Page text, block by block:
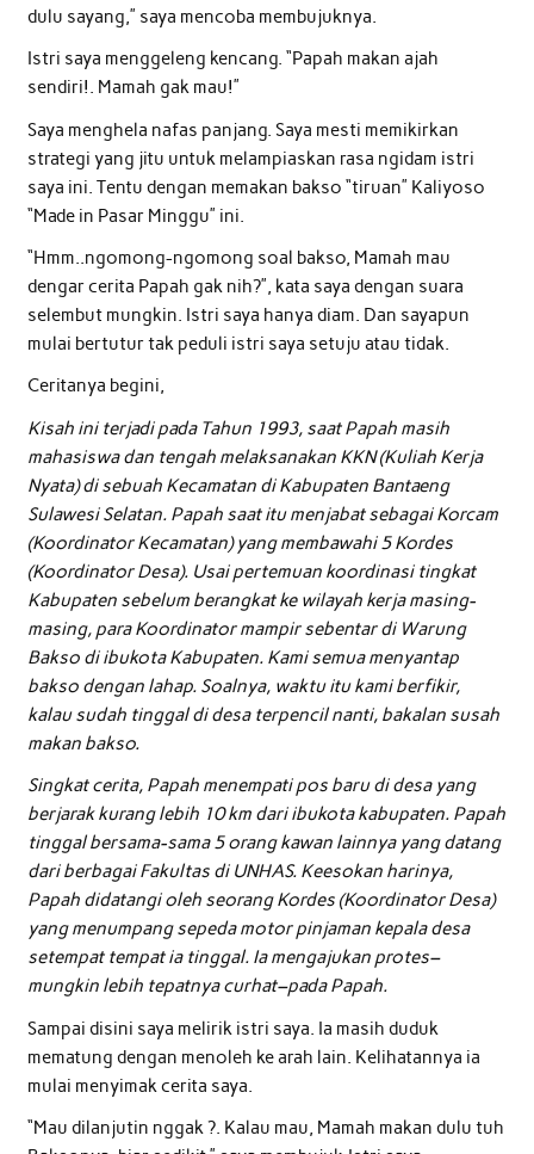
dulu sayang,” saya mencoba membujuknya.
Istri saya menggeleng kencang. “Papah makan ajah
sendiri!. Mamah gak mau!”
Saya menghela nafas panjang. Saya mesti memikirkan
strategi yang jitu untuk melampiaskan rasa ngidam istri
saya ini. Tentu dengan memakan bakso “tiruan” Kaliyoso
“Made in Pasar Minggu” ini.
“Hmm..ngomong-ngomong soal bakso, Mamah mau
dengar cerita Papah gak nih?”, kata saya dengan suara
selembut mungkin. Istri saya hanya diam. Dan sayapun
mulai bertutur tak peduli istri saya setuju atau tidak.
Ceritanya begini,
Kisah ini terjadi pada Tahun 1993, saat Papah masih
mahasiswa dan tengah melaksanakan KKN (Kuliah Kerja
Nyata) di sebuah Kecamatan di Kabupaten Bantaeng
Sulawesi Selatan. Papah saat itu menjabat sebagai Korcam
(Koordinator Kecamatan) yang membawahi 5 Kordes
(Koordinator Desa). Usai pertemuan koordinasi tingkat
Kabupaten sebelum berangkat ke wilayah kerja masing-
masing, para Koordinator mampir sebentar di Warung
Bakso di ibukota Kabupaten. Kami semua menyantap
bakso dengan lahap. Soalnya, waktu itu kami berfikir,
kalau sudah tinggal di desa terpencil nanti, bakalan susah
makan bakso.
Singkat cerita, Papah menempati pos baru di desa yang
berjarak kurang lebih 10 km dari ibukota kabupaten. Papah
tinggal bersama-sama 5 orang kawan lainnya yang datang
dari berbagai Fakultas di UNHAS. Keesokan harinya,
Papah didatangi oleh seorang Kordes (Koordinator Desa)
yang menumpang sepeda motor pinjaman kepala desa
setempat tempat ia tinggal. Ia mengajukan protes–
mungkin lebih tepatnya curhat–pada Papah.
Sampai disini saya melirik istri saya. Ia masih duduk
mematung dengan menoleh ke arah lain. Kelihatannya ia
mulai menyimak cerita saya.
“Mau dilanjutin nggak ?. Kalau mau, Mamah makan dulu tuh